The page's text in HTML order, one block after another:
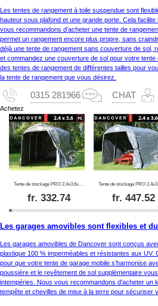
Les tentes de rangement à toile suspendue sont
hauteur sous plafond et une grande porte. Cela facilite
vous recommandons d’acheter une tente de
permet un rangement encore plus propre, sans
déjà une tente de rangement sans couverture de sol,
et commandez une couverture de sol pour votre
des tentes de rangement de différentes tailles pour
la tente de rangement que vous désirez.
0315 281966 CHAT
Achetez
fr.332.74 fr. 447.52
Les garages amovibles sont flexibles et
Les garages amovibles de Dancover sont conçus
plastique 100 % imperméables et résistantes aux
pour que votre tente de garage mobile s’harmonise
poussière et le revêtement de sol supplémentaire
intempéries. Nous vous recommandons d’acheter un
tempête et chevilles de mise à la terre pour sécuriser